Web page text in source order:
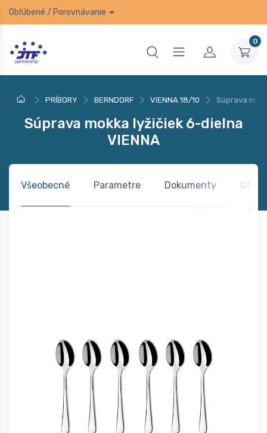
Obľúbené / Porovnávanie
0
PRÍBORY BERNDORF VIENNA 18/10 Súprava
Súprava mokka lyžičiek 6-dielna
VIENNA
Všeobecné Parametre Dokumenty